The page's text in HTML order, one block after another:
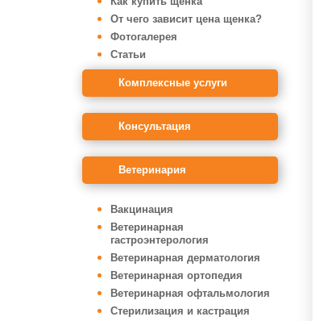
От чего зависит цена щенка?
Фотогалерея
Статьи
Комплексные услуги
Консультация
Ветеринария
Вакцинация
Ветеринарная
гастроэнтерология
Ветеринарная дерматология
Ветеринарная ортопедия
Ветеринарная офтальмология
Стерилизация и кастрация